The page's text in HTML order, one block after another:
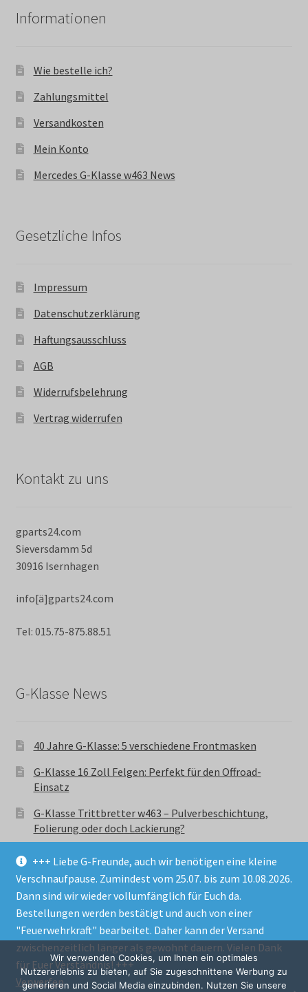
+++ Liebe G-Freunde, auch wir benötigen eine kleine
Verschnaufpause. Zumindest vom 25.07. bis zum 10.08.2026.
Dann sind wir wieder vollumfänglich für Euch da.
Bestellungen werden bestätigt und auch von einer
"Feuerwehrkraft" bearbeitet. Daher kann der Versand
zwischenzeitlich länger als gewohnt dauern. Vielen Dank
für Euer Verständnis! +++
Verwerfen
Informationen
Wie bestelle ich?
Zahlungsmittel
Versandkosten
Mein Konto
Mercedes G-Klasse w463 News
Gesetzliche Infos
Impressum
Datenschutzerklärung
Haftungsausschluss
AGB
Widerrufsbelehrung
Vertrag widerrufen
Kontakt zu uns
gparts24.com
Sieversdamm 5d
30916 Isernhagen
info[ä]gparts24.com
Tel: 015.75-875.88.51
G-Klasse News
40 Jahre G-Klasse: 5 verschiedene Frontmasken
G-Klasse 16 Zoll Felgen: Perfekt für den Offroad-
Einsatz
G-Klasse Trittbretter w463 – Pulverbeschichtung,
Folierung oder doch Lackierung?
© GParts24 - G-Klasse w463 Trittbretter, Felgen,
Ersatzteile & Zubebehör.
Datenschutzerklärung
Alle Preise inkl. der gesetzlichen MwSt.
Wir verwenden Cookies, um Ihnen ein optimales
Nutzererlebnis zu bieten, auf Sie zugeschnittene Werbung zu
generieren und Social Media einzubinden. Nutzen Sie unsere